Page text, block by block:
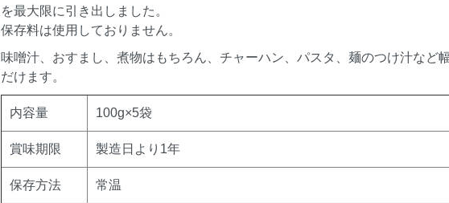
これからも、我が家の必需品。
うまかかだしとても美味しくて気に入っています。
使い初めて数10年たちます。
子供が小さい頃、美味しくて知らない内にふりかけとして食べていまし
すぐ無くなるな？変だな？と思っていた所、その場面を見かけて納得し
ご飯にかけると美味しいからと言っていました💦
今では、笑い話です。
その子供も大きくなり、味噌汁をうまかだしを使って作っています。
ショップからのコメント
を最大限に引き出しました。
保存料は使用しておりません。
味噌汁、おすまし、煮物はもちろん、チャーハン、パスタ、麺のつけ汁など
だけます。
内容量 100g×5袋
賞味期限 製造日より1年
保存方法 常温